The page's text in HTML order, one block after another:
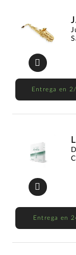
Entrega en
Entrega en